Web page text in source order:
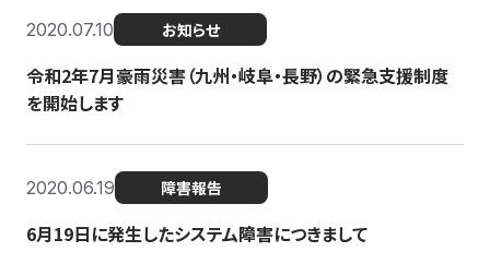
2020.07.10 お知らせ
令和2年7月豪雨災害（九州・岐阜・長野）の緊急支援制度
を開始します
2020.06.19 障害報告
6月19日に発生したシステム障害につきまして